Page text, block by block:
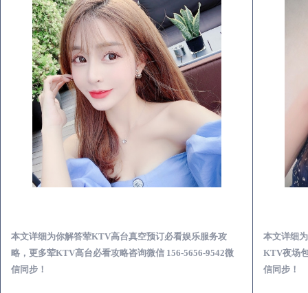
本文详细为你解答荤KTV高台真空预订必看娱乐服务攻
略，更多荤KTV高台必看攻略咨询微信 156-5656-9542微
信同步！
本文详细
KTV夜场
信同步！